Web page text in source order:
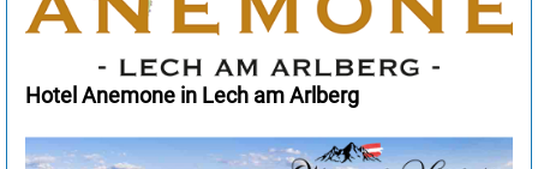
Hotel Anemone in Lech am Arlberg